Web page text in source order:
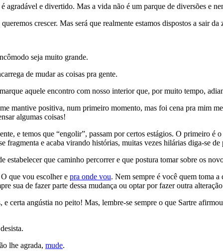
e divertido. Mas a vida não é um parque de diversões e
crescer. Mas será que realmente estamos dispostos a sair
seja muito grande.
de mudar as coisas pra gente.
aquele encontro com nosso interior que, por muito tempo,
mantive positiva, num primeiro momento, mas foi cena pra mim
algumas coisas!
e temos que “engolir”, passam por certos estágios. O primeiro é
e acaba virando histórias, muitas vezes hilárias diga-se de
que caminho percorrer e que postura tomar sobre os
que vou escolher e pra onde vou. Nem sempre é você quem toma
sua de fazer parte dessa mudança ou optar por fazer outra
certa angústia no peito! Mas, lembre-se sempre o que Sartre
lhe agrada, mude.